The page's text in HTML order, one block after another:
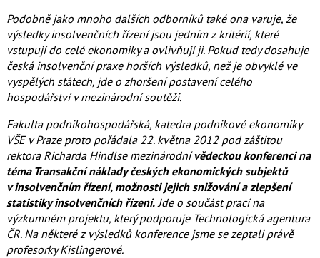
Podobně jako mnoho dalších odborníků také ona varuje, že
výsledky insolvenčních řízení jsou jedním z kritérií, které
vstupují do celé ekonomiky a ovlivňují ji. Pokud tedy dosahuje
česká insolvenční praxe horších výsledků, než je obvyklé ve
vyspělých státech, jde o zhoršení postavení celého
hospodářství v mezinárodní soutěži.
Fakulta podnikohospodářská, katedra podnikové ekonomiky
VŠE v Praze proto pořádala 22. května 2012 pod záštitou
rektora Richarda Hindlse mezinárodnívědeckou konferenci na
téma Transakční náklady českých ekonomických subjektů
v insolvenčním řízení, možnosti jejich snižování a zlepšení
statistiky insolvenčních řízení.Jde o součást prací na
výzkumném projektu, který podporuje Technologická agentura
ČR. Na některé z výsledků konference jsme se zeptali právě
profesorky Kislingerové.